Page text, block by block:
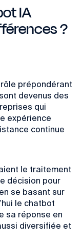
IA
?
prépondérant
devenus des
qui
expérience
continue
le traitement
décision pour
se basant sur
le chatbot
sa réponse en
diversifiée et